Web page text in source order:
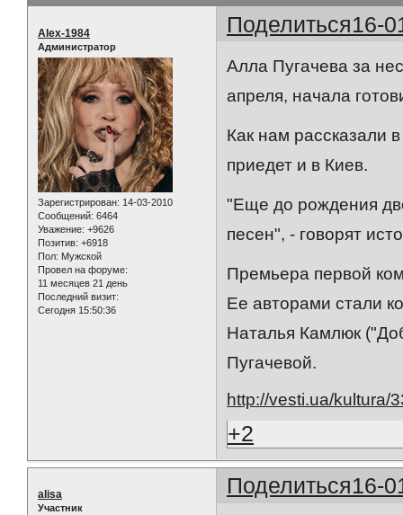
Поделиться16-
Alex-1984
Администратор
Зарегистрирован: 14-03-2010
Сообщений: 6464
Уважение: +9626
Позитив: +6918
Пол: Мужской
Провел на форуме:
11 месяцев 21 день
Последний визит:
Сегодня 15:50:36
Алла Пугачева за
апреля, начала
Как нам рассказали
приедет и в Киев.
"Еще до рождения
песен", - говорят
Премьера первой
Ее авторами стали
Наталья Камлюк
Пугачевой.
http://vesti.ua/
+2
Поделиться16-
alisa
Участник